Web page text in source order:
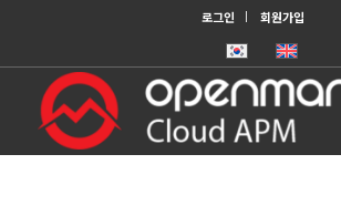
로그인 회원가입